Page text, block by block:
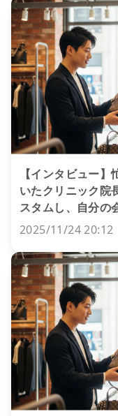
【インタビュー
いたクリニック院
スタムし、自分の
2025/11/24 20:12